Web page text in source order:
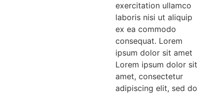
exercitation ullamco
laboris nisi ut aliquip
ex ea commodo
consequat. Lorem
ipsum dolor sit amet
Lorem ipsum dolor sit
amet, consectetur
adipiscing elit, sed do